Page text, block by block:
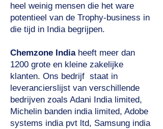
heel weinig mensen die het ware
potentieel van de Trophy-business in
die tijd in India begrijpen.
Chemzone Indiaheeft meer dan
1200 grote en kleine zakelijke
klanten. Ons bedrijf staat in
leverancierslijst van verschillende
bedrijven zoals Adani India limited,
Michelin banden india limited, Adobe
systems india pvt ltd, Samsung india